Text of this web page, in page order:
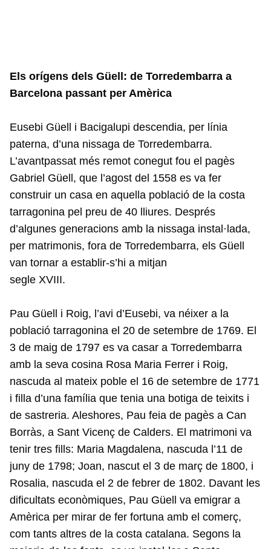
Els orígens dels Güell: de Torredembarra a
Barcelona passant per Amèrica
Eusebi Güell i Bacigalupi descendia, per línia
paterna, d’una nissaga de Torredembarra.
L’avantpassat més remot conegut fou el pagès
Gabriel Güell, que l’agost del 1558 es va fer
construir un casa en aquella població de la costa
tarragonina pel preu de 40 lliures. Després
d’algunes generacions amb la nissaga instal·lada,
per matrimonis, fora de Torredembarra, els Güell
van tornar a establir-s’hi a mitjan
segle XVIII.
Pau Güell i Roig, l’avi d’Eusebi, va néixer a la
població tarragonina el 20 de setembre de 1769. El
3 de maig de 1797 es va casar a Torredembarra
amb la seva cosina Rosa Maria Ferrer i Roig,
nascuda al mateix poble el 16 de setembre de 1771
i filla d’una família que tenia una botiga de teixits i
de sastreria. Aleshores, Pau feia de pagès a Can
Borràs, a Sant Vicenç de Calders. El matrimoni va
tenir tres fills: Maria Magdalena, nascuda l’11 de
juny de 1798; Joan, nascut el 3 de març de 1800, i
Rosalia, nascuda el 2 de febrer de 1802. Davant les
dificultats econòmiques, Pau Güell va emigrar a
Amèrica per mirar de fer fortuna amb el comerç,
com tants altres de la costa catalana. Segons la